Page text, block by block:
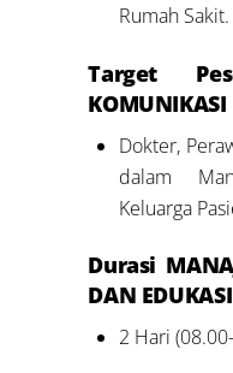
Rumah Sakit.
Target
KOMUNIKASI
Dokter,
dalam
Keluarga
Durasi
DAN
2 Hari